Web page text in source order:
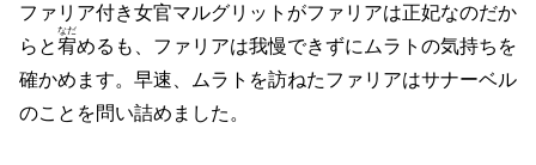
ファリア付き女官マルグリットがファリアは正妃なのだか
らと宥
なだ
めるも、ファリアは我慢できずにムラトの気持ちを
確かめます。早速、ムラトを訪ねたファリアはサナーベル
のことを問い詰めました。